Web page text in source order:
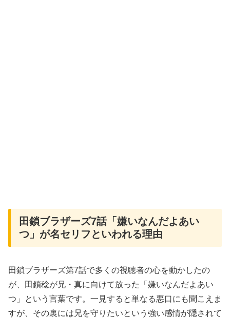
田鎖ブラザーズ7話「嫌いなんだよあい
つ」が名セリフといわれる理由
田鎖ブラザーズ第7話で多くの視聴者の心を動かしたの
が、田鎖稔が兄・真に向けて放った「嫌いなんだよあい
つ」という言葉です。一見すると単なる悪口にも聞こえま
すが、その裏には兄を守りたいという強い感情が隠されて